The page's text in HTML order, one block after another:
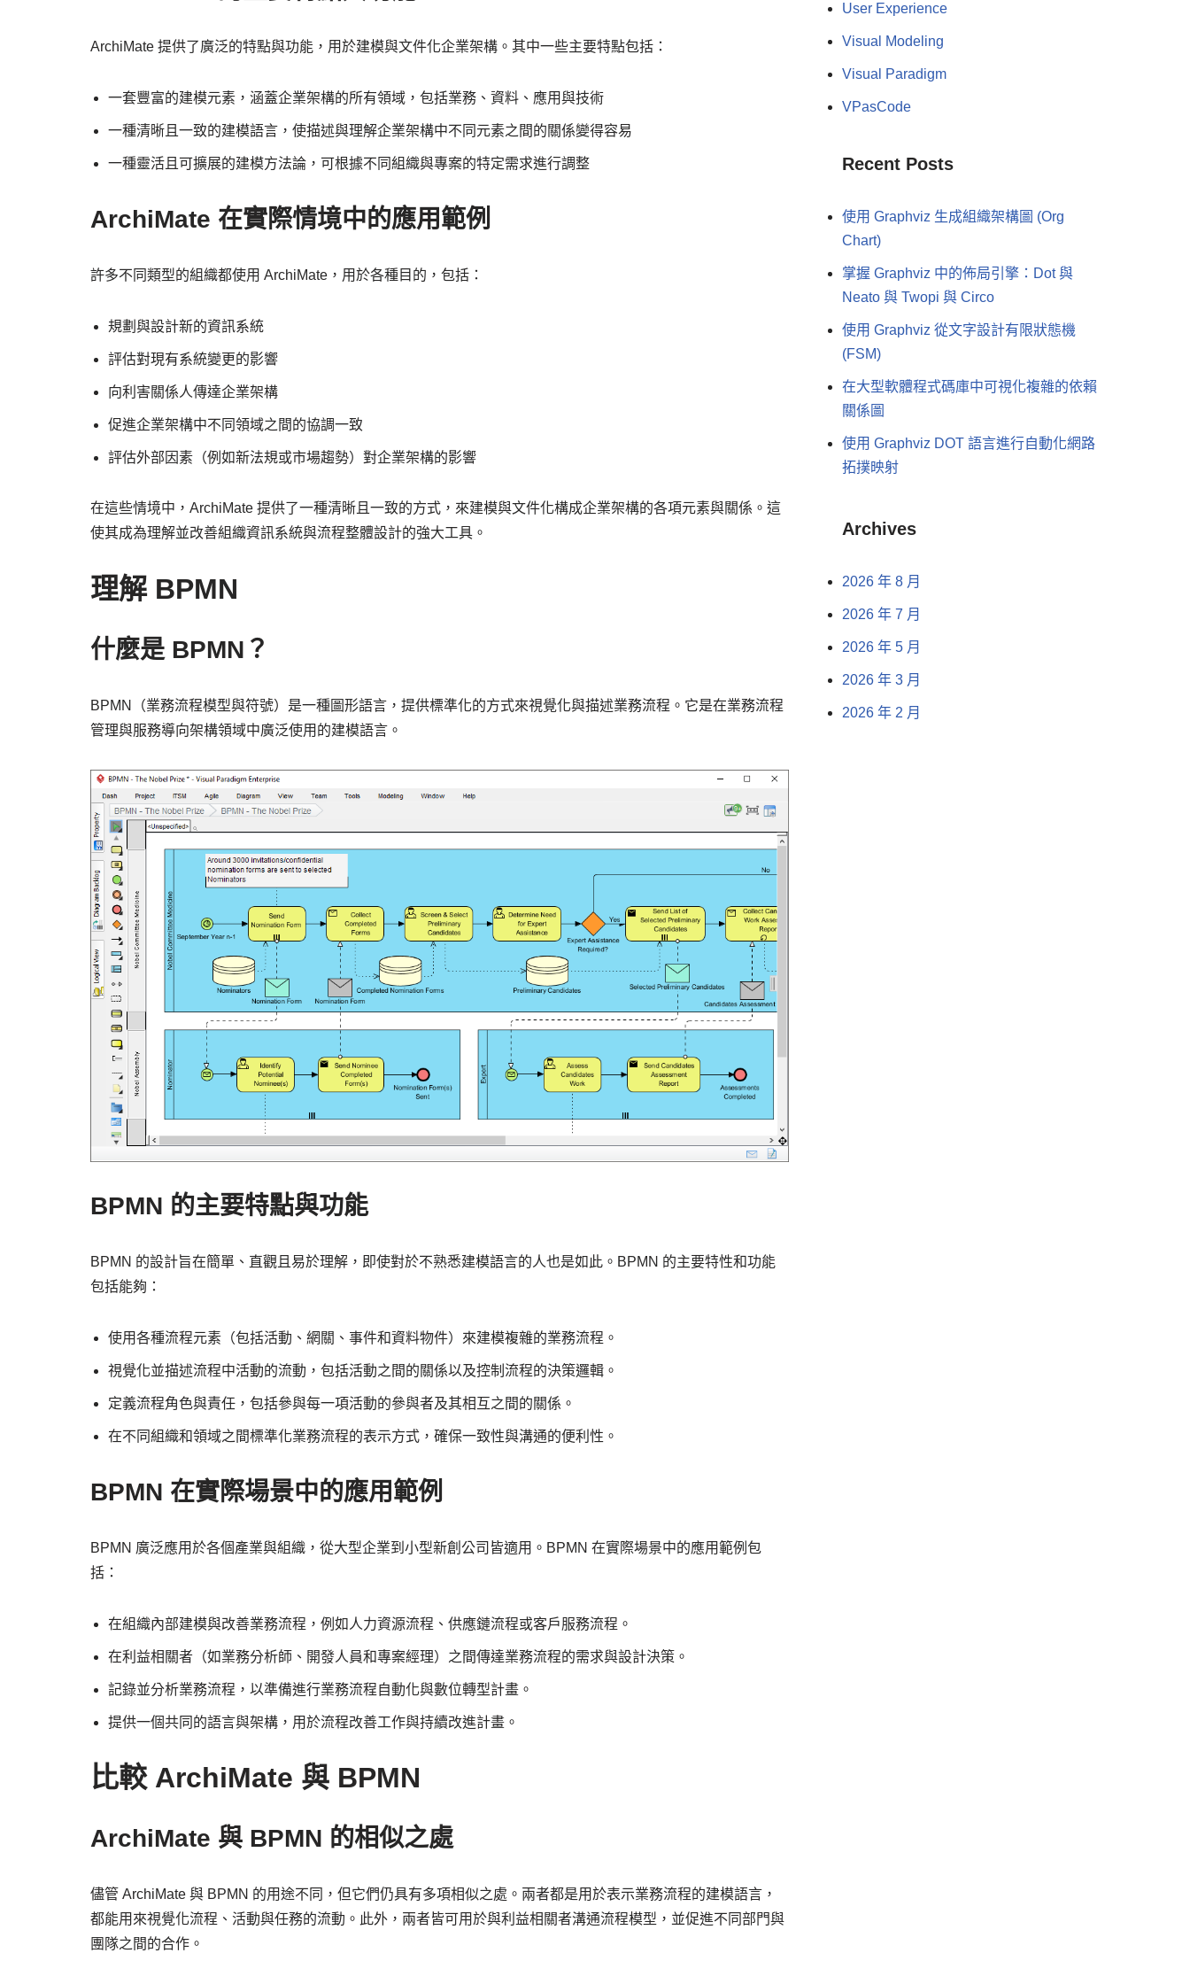
ArchiMate 提供了廣泛的特點與功能，用於建模與文件化企業架構。其中一些主要特點包括：
一套豐富的建模元素，涵蓋企業架構的所有領域，包括業務、資料、應用與技術
一種清晰且一致的建模語言，使描述與理解企業架構中不同元素之間的關係變得容易
一種靈活且可擴展的建模方法論，可根據不同組織與專案的特定需求進行調整
ArchiMate 在實際情境中的應用範例
許多不同類型的組織都使用 ArchiMate，用於各種目的，包括：
規劃與設計新的資訊系統
評估對現有系統變更的影響
向利害關係人傳達企業架構
促進企業架構中不同領域之間的協調一致
評估外部因素（例如新法規或市場趨勢）對企業架構的影響
在這些情境中，ArchiMate 提供了一種清晰且一致的方式，來建模與文件化構成企業架構的各項元素與關係。這
使其成為理解並改善組織資訊系統與流程整體設計的強大工具。
理解 BPMN
什麼是 BPMN？
BPMN（業務流程模型與符號）是一種圖形語言，提供標準化的方式來視覺化與描述業務流程。它是在業務流程
管理與服務導向架構領域中廣泛使用的建模語言。
BPMN 的主要特點與功能
BPMN 的設計旨在簡單、直觀且易於理解，即使對於不熟悉建模語言的人也是如此。BPMN 的主要特性和功能
包括能夠：
使用各種流程元素（包括活動、網關、事件和資料物件）來建模複雜的業務流程。
視覺化並描述流程中活動的流動，包括活動之間的關係以及控制流程的決策邏輯。
定義流程角色與責任，包括參與每一項活動的參與者及其相互之間的關係。
在不同組織和領域之間標準化業務流程的表示方式，確保一致性與溝通的便利性。
BPMN 在實際場景中的應用範例
BPMN 廣泛應用於各個產業與組織，從大型企業到小型新創公司皆適用。BPMN 在實際場景中的應用範例包
括：
在組織內部建模與改善業務流程，例如人力資源流程、供應鏈流程或客戶服務流程。
在利益相關者（如業務分析師、開發人員和專案經理）之間傳達業務流程的需求與設計決策。
記錄並分析業務流程，以準備進行業務流程自動化與數位轉型計畫。
提供一個共同的語言與架構，用於流程改善工作與持續改進計畫。
比較 ArchiMate 與 BPMN
ArchiMate 與 BPMN 的相似之處
儘管 ArchiMate 與 BPMN 的用途不同，但它們仍具有多項相似之處。兩者都是用於表示業務流程的建模語言，
都能用來視覺化流程、活動與任務的流動。此外，兩者皆可用於與利益相關者溝通流程模型，並促進不同部門與
團隊之間的合作。
User Experience
Visual Modeling
Visual Paradigm
VPasCode
Recent Posts
使用 Graphviz 生成組織架構圖 (Org
Chart)
掌握 Graphviz 中的佈局引擎：Dot 與
Neato 與 Twopi 與 Circo
使用 Graphviz 從文字設計有限狀態機
(FSM)
在大型軟體程式碼庫中可視化複雜的依賴
關係圖
使用 Graphviz DOT 語言進行自動化網路
拓撲映射
Archives
2026 年 8 月
2026 年 7 月
2026 年 5 月
2026 年 3 月
2026 年 2 月